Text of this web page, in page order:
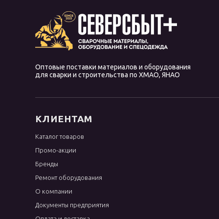
OK 68.82
OK 74.70
OK 74.78
OK 75.75
OK 83.50
OK 83.65
OK 84.80
OK 92.18
OK 92.58
Оптовые поставки материалов и оборудования
для сварки и строительства по ХМАО, ЯНАО
КЛИЕНТАМ
Каталог товаров
Промо-акции
Бренды
Ремонт оборудования
О компании
Документы предприятия